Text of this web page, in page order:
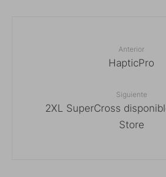
Anterior
HapticPro
Siguiente
2XL SuperCross
Store